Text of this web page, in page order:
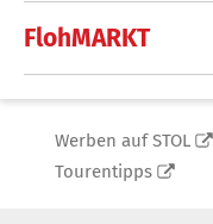
FlohMARKT
Werben auf STOL
Tourentipps